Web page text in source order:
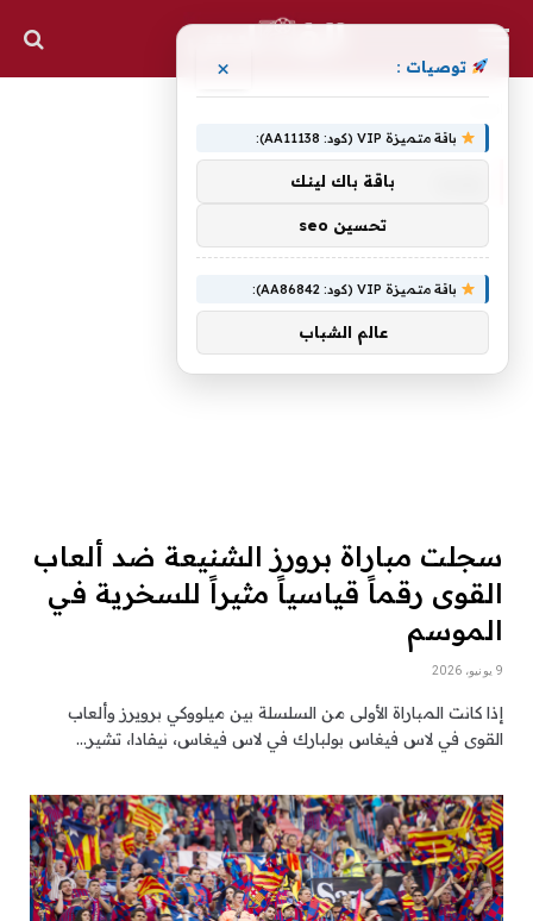
سجلت مباراة برورز الشنيعة ضد ألعاب
القوى رقماً قياسياً مثيراً للسخرية في
الموسم
9 يونيو، 2026
إذا كانت المباراة الأولى من السلسلة بين ميلووكي برويرز وألعاب
القوى في لاس فيغاس بولبارك في لاس فيغاس، نيفادا، تشير…
توصيات : ×
باقة متميزة VIP (كود: AA11138):
باقة باك لينك
تحسين seo
باقة متميزة VIP (كود: AA86842):
عالم الشباب